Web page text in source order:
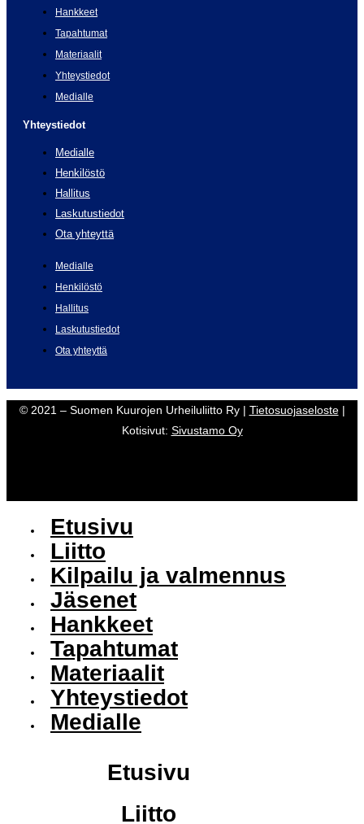
Hankkeet
Tapahtumat
Materiaalit
Yhteystiedot
Medialle
Yhteystiedot
Medialle
Henkilöstö
Hallitus
Laskutustiedot
Ota yhteyttä
Medialle
Henkilöstö
Hallitus
Laskutustiedot
Ota yhteyttä
© 2021 – Suomen Kuurojen Urheiluliitto Ry | Tietosuojaseloste|
Kotisivut: Sivustamo Oy
Etusivu
Liitto
Kilpailu ja valmennus
Jäsenet
Hankkeet
Tapahtumat
Materiaalit
Yhteystiedot
Medialle
Etusivu
Liitto